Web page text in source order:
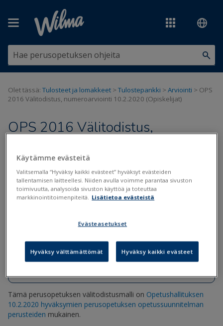
Olet tässä: Tulosteet ja lomakkeet >Tulostepankki >Arviointi > OPS
2016 Välitodistus, numeroarviointi 10.2.2020 (Opiskelijat)
OPS 2016 Välitodistus,
(Opiskelijat)
Päivitetty viimeksi: 13.1.2021
OPS2016-Valitodistus-numeroarviointi-
(10.2.2020).tul
Tämä perusopetuksen välitodistusmalli on Opetushallituksen
10.2.2020 hyväksymien perusopetuksen opetussuunnitelman
perusteiden mukainen.
Käytämme evästeitä
Valitsemalla “Hyväksy kaikki evästeet” hyväksyt evästeiden
tallentamisen laitteellesi. Niiden avulla voimme parantaa sivuston
toimivuutta, analysoida sivuston käyttöä ja toteuttaa
markkinointitoimenpiteitä. Lisätietoa evästeistä
Evästeasetukset
Hyväksy välttämättömät Hyväksy kaikki evästeet